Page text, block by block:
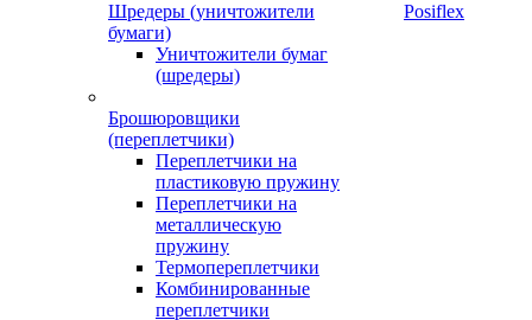
Шредеры (уничтожители
бумаги)
Уничтожители бумаг
(шредеры)
Брошюровщики
(переплетчики)
Переплетчики на
пластиковую пружину
Переплетчики на
металлическую
пружину
Термопереплетчики
Комбинированные
переплетчики
Posiflex